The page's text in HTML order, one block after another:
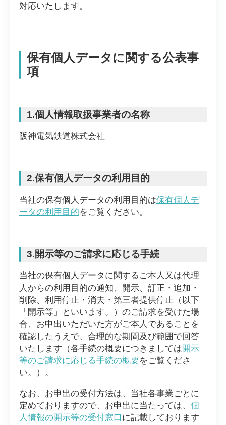
対応いたします。
保有個人データに関する公表事
項
1.個人情報取扱事業者の名称
阪神電気鉄道株式会社
2.保有個人データの利用目的
当社の保有個人データの利用目的は保有個人デ
ータの利用目的をご覧ください。
3.開示等のご請求に応じる手続
当社の保有個人データに関するご本人又は代理
人からの利用目的の通知、開示、訂正・追加・
削除、利用停止・消去・第三者提供停止（以下
「開示等」といいます。）のご請求を受けた場
合、お申出いただいた方がご本人であることを
確認したうえで、合理的な期間及び範囲で回答
いたします（各手続の概要につきましては開示
等のご請求に応じる手続の概要をご覧くださ
い。）。
なお、お申出の受付方法は、当社各事業ごとに
定めておりますので、お申出に当たっては、 個
人情報の開示等の受付窓口 に記載しております